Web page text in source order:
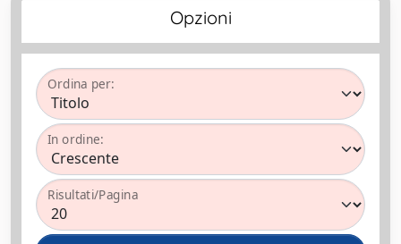
Opzioni
Ordina per:
In ordine:
Risultati/Pagina